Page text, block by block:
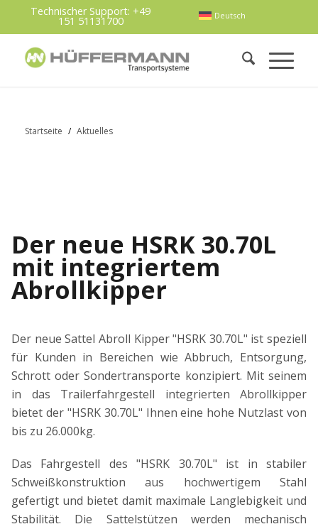
Deutsch
Technischer Support: +49
151 51131700
Startseite / Aktuelles
Der neue HSRK 30.70L
mit integriertem
Abrollkipper
Der neue Sattel Abroll Kipper "HSRK 30.70L" ist speziell
für Kunden in Bereichen wie Abbruch, Entsorgung,
Schrott oder Sondertransporte konzipiert. Mit seinem
in das Trailerfahrgestell integrierten Abrollkipper
bietet der "HSRK 30.70L" Ihnen eine hohe Nutzlast von
bis zu 26.000kg.
Das Fahrgestell des "HSRK 30.70L" ist in stabiler
Schweißkonstruktion aus hochwertigem Stahl
gefertigt und bietet damit maximale Langlebigkeit und
Stabilität. Die Sattelstützen werden mechanisch